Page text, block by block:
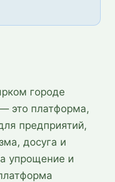
городе
это платформа,
предприятий,
досуга и
упрощение и